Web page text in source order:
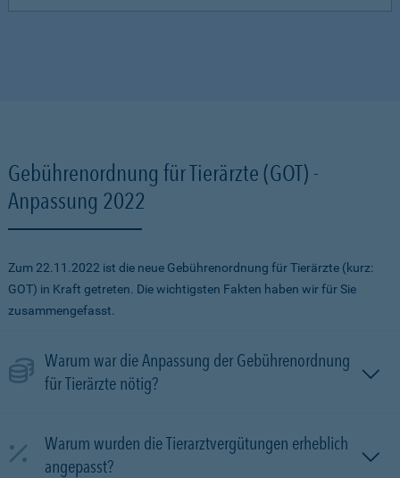
Gebührenordnung für Tierärzte (GOT) -
Anpassung 2022
Zum 22.11.2022 ist die neue Gebührenordnung für Tierärzte (kurz:
GOT) in Kraft getreten. Die wichtigsten Fakten haben wir für Sie
zusammengefasst.
Warum war die Anpassung der Gebührenordnung
für Tierärzte nötig?
Warum wurden die Tierarztvergütungen erheblich
angepasst?